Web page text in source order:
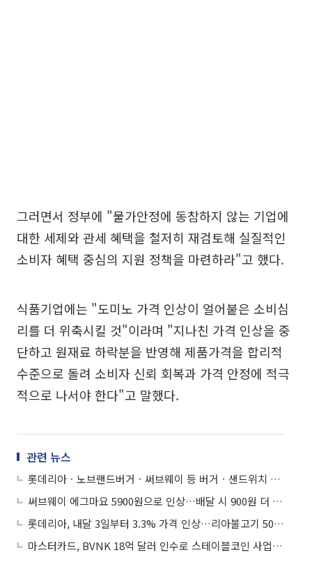
그러면서 정부에 "물가안정에 동참하지 않는 기업에
대한 세제와 관세 혜택을 철저히 재검토해 실질적인
소비자 혜택 중심의 지원 정책을 마련하라"고 했다.
식품기업에는 "도미노 가격 인상이 얼어붙은 소비심
리를 더 위축시킬 것"이라며 "지나친 가격 인상을 중
단하고 원재료 하락분을 반영해 제품가격을 합리적
수준으로 돌려 소비자 신뢰 회복과 가격 안정에 적극
적으로 나서야 한다"고 말했다.
관련 뉴스
롯데리아ㆍ노브랜드버거ㆍ써브웨이 등 버거ㆍ샌드위치 가격 줄인상
써브웨이 에그마요 5900원으로 인상…배달 시 900원 더 받아
롯데리아, 내달 3일부터 3.3% 가격 인상…리아불고기 5000원
마스터카드, BVNK 18억 달러 인수로 스테이블코인 사업 본격 확장